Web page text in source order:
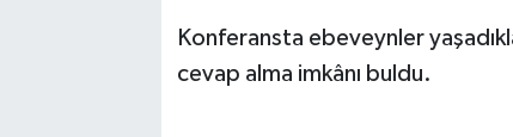
Konferansta ebeveynler
cevap alma imkânı buldu.